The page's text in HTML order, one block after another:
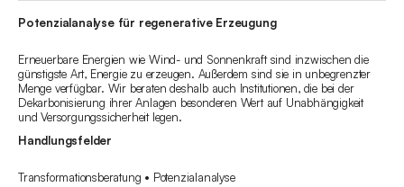
Potenzialanalyse für regenerative Erzeugung
Erneuerbare Energien wie Wind- und Sonnenkraft sind inzwischen die
günstigste Art, Energie zu erzeugen. Außerdem sind sie in unbegrenzter
Menge verfügbar. Wir beraten deshalb auch Institutionen, die bei der
Dekarbonisierung ihrer Anlagen besonderen Wert auf Unabhängigkeit
und Versorgungssicherheit legen.
Handlungsfelder
Transformationsberatung • Potenzialanalyse